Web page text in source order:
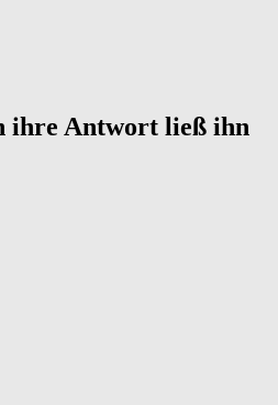
ihre Antwort ließ ihn